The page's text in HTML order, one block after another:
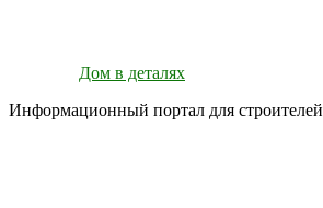
Дом в деталях
Информационный портал для строителей